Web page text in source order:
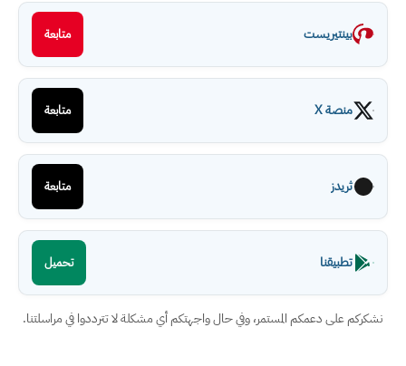
بينتيريست متابعة
منصة X متابعة
ثريدز متابعة
تطبيقنا تحميل
نشكركم على دعمكم المستمر، وفي حال واجهتكم أي مشكلة لا تترددوا في مراسلتنا.